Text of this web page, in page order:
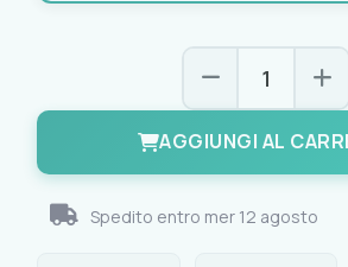
AGGIUNGI AL
Spedito entro mer 12 agosto